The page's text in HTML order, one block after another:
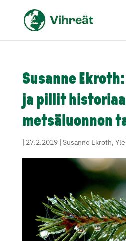
Susanne
ja pillit
metsäluonnon
| 27.2.2019| Susanne Ekroth,